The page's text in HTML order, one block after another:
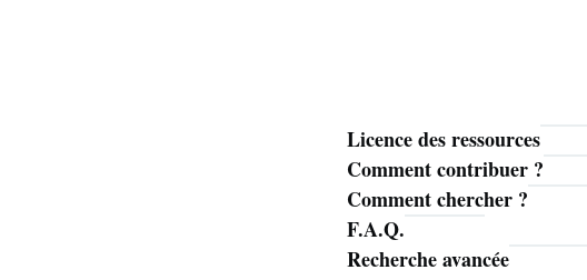
Navigation
principale
Licence des ressources
Comment contribuer ?
Comment chercher ?
F.A.Q.
Recherche avancée